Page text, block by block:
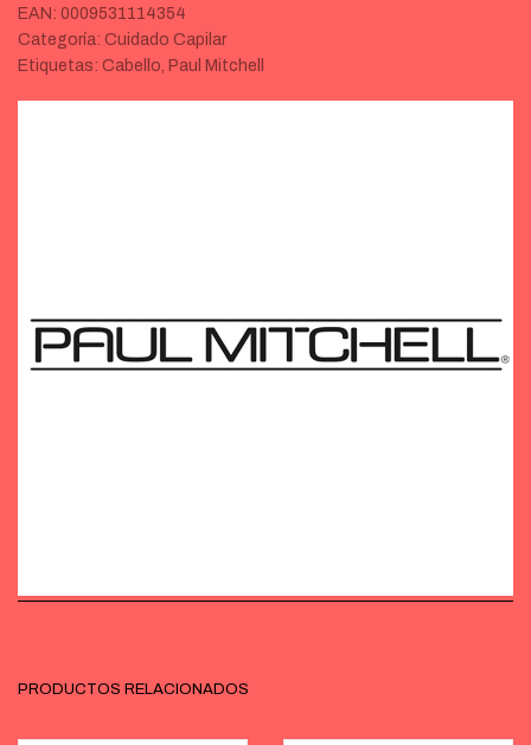
EAN: 0009531114354
Categoría: Cuidado Capilar
Etiquetas: Cabello, Paul Mitchell
PRODUCTOS RELACIONADOS